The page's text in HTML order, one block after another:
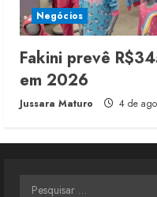
Negócios
Fakini prevê
em 2026
Jussara Maturo 4 de
Pesquisar